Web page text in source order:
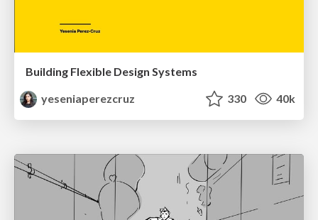
Building Flexible Design Systems
yeseniaperezcruz
330 40k